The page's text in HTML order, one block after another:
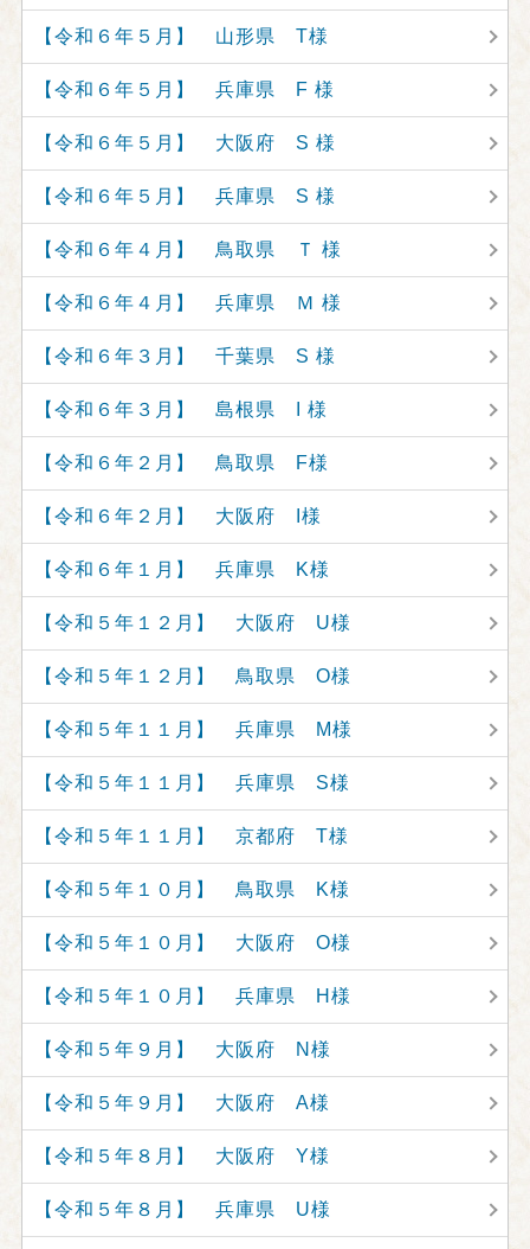
【令和６年５月】 山形県 T様
【令和６年５月】 兵庫県 F 様
【令和６年５月】 大阪府 S 様
【令和６年５月】 兵庫県 S 様
【令和６年４月】 鳥取県 Ｔ 様
【令和６年４月】 兵庫県 Ｍ 様
【令和６年３月】 千葉県 S 様
【令和６年３月】 島根県 I 様
【令和６年２月】 鳥取県 F様
【令和６年２月】 大阪府 I様
【令和６年１月】 兵庫県 K様
【令和５年１２月】 大阪府 U様
【令和５年１２月】 鳥取県 O様
【令和５年１１月】 兵庫県 M様
【令和５年１１月】 兵庫県 S様
【令和５年１１月】 京都府 T様
【令和５年１０月】 鳥取県 K様
【令和５年１０月】 大阪府 O様
【令和５年１０月】 兵庫県 H様
【令和５年９月】 大阪府 N様
【令和５年９月】 大阪府 A様
【令和５年８月】 大阪府 Y様
【令和５年８月】 兵庫県 U様